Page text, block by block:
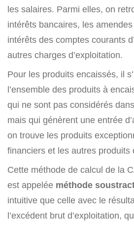
les salaires. Parmi elles, on
intérêts bancaires, les
intérêts des comptes courants
autres charges d’exploitation.
Pour les produits encaissés, il
l’ensemble des produits à
qui ne sont pas considérés
mais qui génèrent une entrée
on trouve les produits
financiers et les autres produits
Cette méthode de calcul de la
est appelée méthode
intuitive que celle avec le
l’excédent brut d’exploitation,